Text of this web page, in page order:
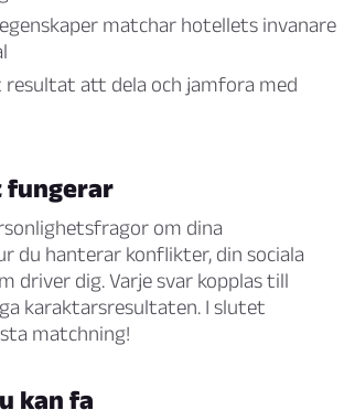
matchar hotellets invanare
att dela och jamfora med
fungerar
om dina
du hanterar konflikter, din sociala
driver dig. Varje svar kopplas till
karaktarsresultaten. I slutet
matchning!
kan fa